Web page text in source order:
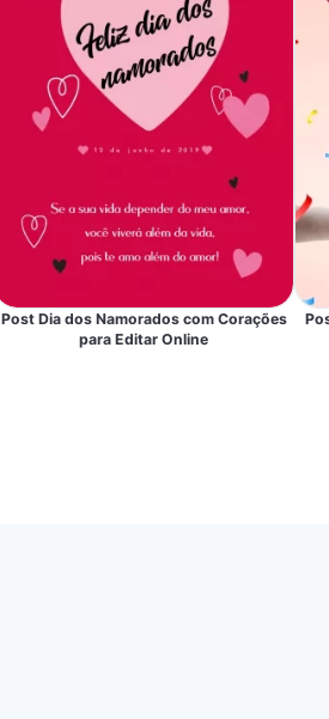
Post Dia dos Namorados com Corações
para Editar Online